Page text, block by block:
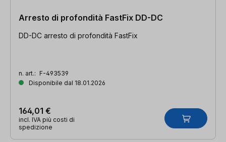
Arresto di profondità FastFix DD-DC
DD-DC arresto di profondità FastFix
n. art.: F-493539
Disponibile dal 18.01.2026
164,01 €
incl. IVA più costi di
spedizione